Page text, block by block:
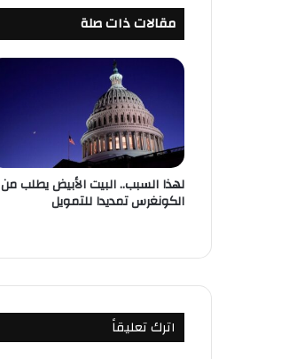
مقالات ذات صلة
لهذا السبب.. البيت الأبيض يطلب من
الكونغرس تمديدا للتمويل
اترك تعليقاً